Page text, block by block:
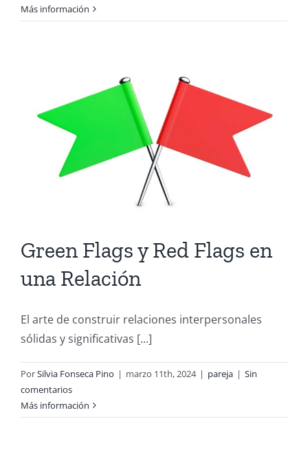
Más información
Green Flags y Red Flags en
una Relación
El arte de construir relaciones interpersonales
sólidas y significativas [...]
PorSilvia Fonseca Pino | marzo 11th, 2024 | pareja | Sin
comentarios
Más información